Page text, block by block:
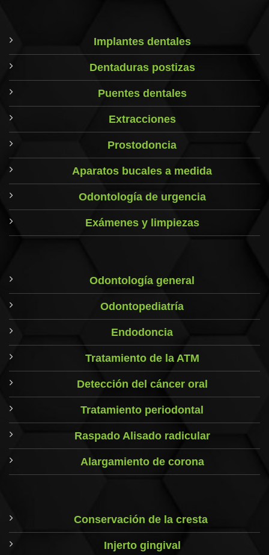
Implantes dentales
Dentaduras postizas
Puentes dentales
Extracciones
Prostodoncia
Aparatos bucales a medida
Odontología de urgencia
Exámenes y limpiezas
Odontología general
Odontopediatría
Endodoncia
Tratamiento de la ATM
Detección del cáncer oral
Tratamiento periodontal
Raspado Alisado radicular
Alargamiento de corona
Conservación de la cresta
Injerto gingival